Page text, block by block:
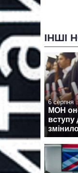
ІНШІ
6 серпня
МОН
вступу